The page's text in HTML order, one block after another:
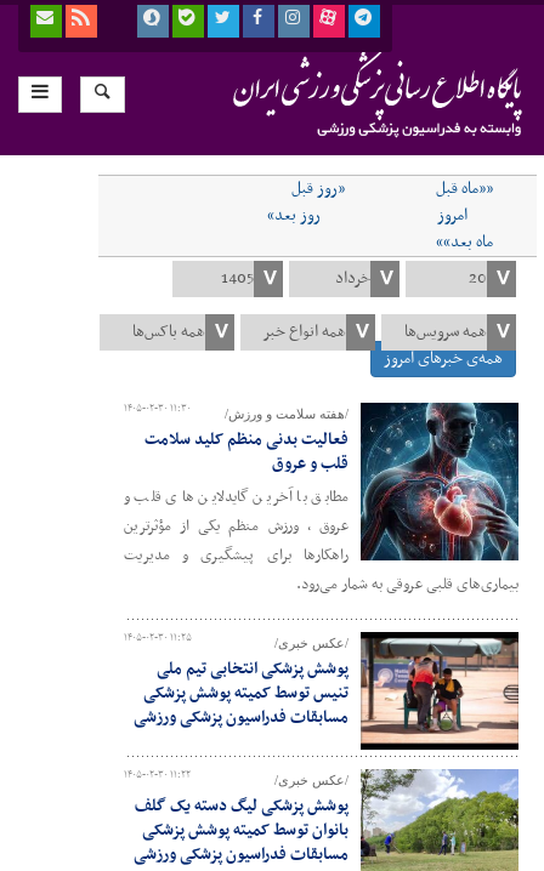
««ماه قبل
«روز قبل
امروز
روز بعد»
ماه بعد»»
همه‌ی خبرهای امروز
۱۴۰۵-۰۲-۳۰ ۱۱:۳۰ /هفته سلامت و ورزش/
فعالیت بدنی منظم کلید سلامت
قلب و عروق
مطابق با آخرین گایدلاین های قلب و
عروق ، ورزش منظم یکی از مؤثرترین
راهکارها برای پیشگیری و مدیریت
بیماری‌های قلبی عروقی به شمار می‌رود.
۱۴۰۵-۰۲-۳۰ ۱۱:۲۵ /عکس خبری/
پوشش پزشکی انتخابی تیم ملی
تنیس توسط کمیته پوشش پزشکی
مسابقات فدراسیون پزشکی ورزشی
۱۴۰۵-۰۲-۳۰ ۱۱:۲۲ /عکس خبری/
پوشش پزشکی لیگ دسته یک گلف
بانوان توسط کمیته پوشش پزشکی
مسابقات فدراسیون پزشکی ورزشی